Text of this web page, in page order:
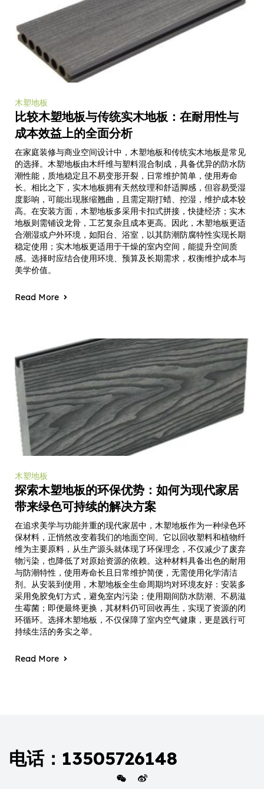
木塑地板
比较木塑地板与传统实木地板：在耐用性与
成本效益上的全面分析
在家庭装修与商业空间设计中，木塑地板和传统实木地板是常见
的选择。木塑地板由木纤维与塑料混合制成，具备优异的防水防
潮性能，质地稳定且不易变形开裂，日常维护简单，使用寿命
长。相比之下，实木地板拥有天然纹理和舒适脚感，但容易受湿
度影响，可能出现胀缩翘曲，且需定期打蜡、控湿，维护成本较
高。在安装方面，木塑地板多采用卡扣式拼接，快捷经济；实木
地板则需铺设龙骨，工艺复杂且成本更高。因此，木塑地板更适
合潮湿或户外环境，如阳台、浴室，以其防潮防腐特性实现长期
稳定使用；实木地板更适用于干燥的室内空间，能提升空间质
感。选择时应结合使用环境、预算及长期需求，权衡维护成本与
美学价值。
Read More
木塑地板
探索木塑地板的环保优势：如何为现代家居
带来绿色可持续的解决方案
在追求美学与功能并重的现代家居中，木塑地板作为一种绿色环
保材料，正悄然改变着我们的地面空间。它以回收塑料和植物纤
维为主要原料，从生产源头就体现了环保理念，不仅减少了废弃
物污染，也降低了对原始资源的依赖。这种材料具备出色的耐用
与防潮特性，使用寿命长且日常维护简便，无需使用化学清洁
剂。从安装到使用，木塑地板全生命周期均对环境友好：安装多
采用免胶免钉方式，避免室内污染；使用期间防水防潮、不易滋
生霉菌；即便最终更换，其材料仍可回收再生，实现了资源的闭
环循环。选择木塑地板，不仅保障了室内空气健康，更是践行可
持续生活的务实之举。
Read More
电话：13505726148